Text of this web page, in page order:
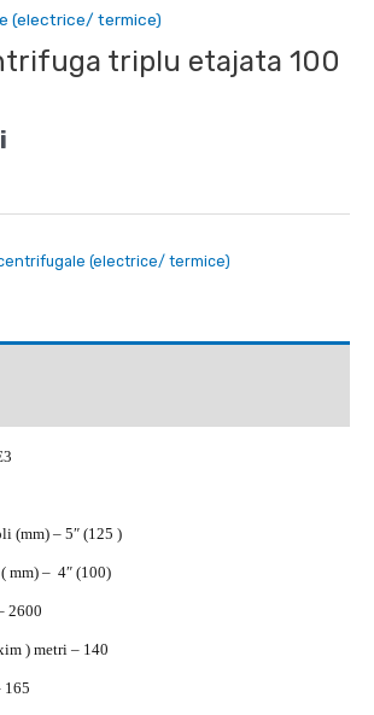
(electrice/ termice)
triplu etajata 100
(electrice/ termice)
(mm) – 5″ (125 )
mm) – 4″ (100)
2600
) metri – 140
165